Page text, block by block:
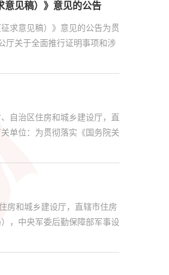
意见稿）》意见的公告
求意见稿）》意见的公告为贯
厅关于全面推行证明事项和涉
自治区住房和城乡建设厅，直
单位：为贯彻落实《国务院关
房和城乡建设厅，直辖市住房
，中央军委后勤保障部军事设